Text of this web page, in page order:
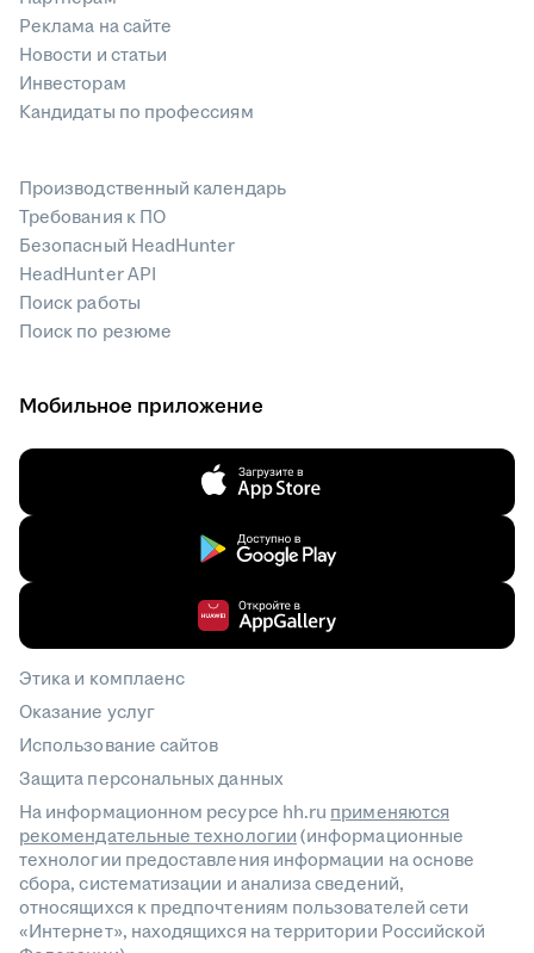
Реклама на сайте
Новости и статьи
Инвесторам
Кандидаты по профессиям
Производственный календарь
Требования к ПО
Безопасный HeadHunter
HeadHunter API
Поиск работы
Поиск по резюме
Мобильное приложение
Этика и комплаенс
Оказание услуг
Использование сайтов
Защита персональных данных
На информационном ресурсе hh.ru применяются
рекомендательные технологии(информационные
технологии предоставления информации на основе
сбора, систематизации и анализа сведений,
относящихся к предпочтениям пользователей сети
«Интернет», находящихся на территории Российской